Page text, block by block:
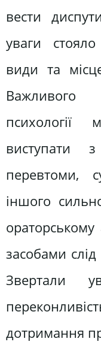
вести
уваги
види та
Важливого
виступати
перевтоми,
іншого
засобами
Звертали
дотримання